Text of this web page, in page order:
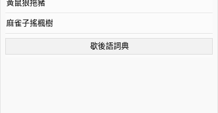
黃鼠狼拖豬
麻雀子搖楓樹
歇後語詞典